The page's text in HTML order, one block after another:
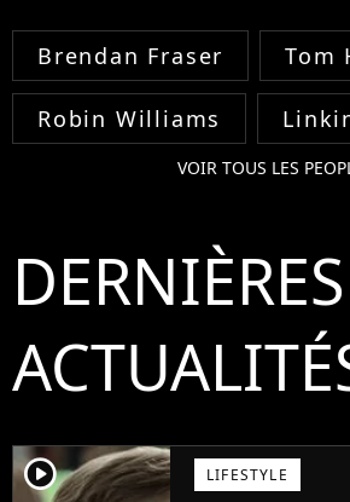
Brendan Fraser Tom
Robin Williams
VOIR TOUS LES
DERNIÈRES
player2 LIFESTYLE